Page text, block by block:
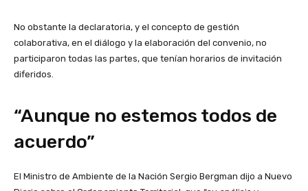
No obstante la declaratoria, y el concepto de gestión
colaborativa, en el diálogo y la elaboración del convenio, no
participaron todas las partes, que tenían horarios de invitación
diferidos.
“Aunque no estemos todos de
acuerdo”
El Ministro de Ambiente de la Nación Sergio Bergman dijo a Nuevo